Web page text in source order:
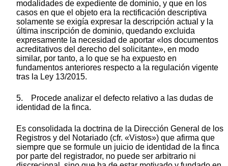
modalidades de expediente de dominio, y que en los
casos en que el objeto era la rectificación descriptiva
solamente se exigía expresar la descripción actual y la
última inscripción de dominio, quedando excluida
expresamente la necesidad de aportar «los documentos
acreditativos del derecho del solicitante», en modo
similar, por tanto, a lo que se ha expuesto en
fundamentos anteriores respecto a la regulación vigente
tras la Ley 13/2015.
5. Procede analizar el defecto relativo a las dudas de
identidad de la finca.
Es consolidada la doctrina de la Dirección General de los
Registros y del Notariado (cfr. «Vistos») que afirma que
siempre que se formule un juicio de identidad de la finca
por parte del registrador, no puede ser arbitrario ni